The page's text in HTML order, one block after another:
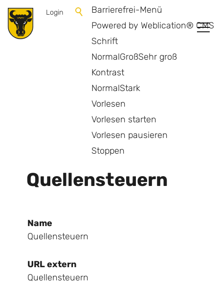
Barrierefrei-Menü
Powered by Weblication® CMS
Schrift
NormalGroßSehr groß
Kontrast
NormalStark
Vorlesen
Vorlesen starten
Vorlesen pausieren
Stoppen
Login
Quellensteuern
Name
Quellensteuern
URL extern
Quellensteuern